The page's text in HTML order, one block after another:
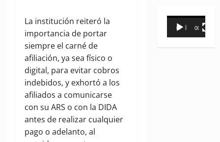
La institución reiteró la
importancia de portar
siempre el carné de
afiliación, ya sea físico o
digital, para evitar cobros
indebidos, y exhortó a los
afiliados a comunicarse
con su ARS o con la DIDA
antes de realizar cualquier
pago o adelanto, al
Reproductor
00:00 00:31